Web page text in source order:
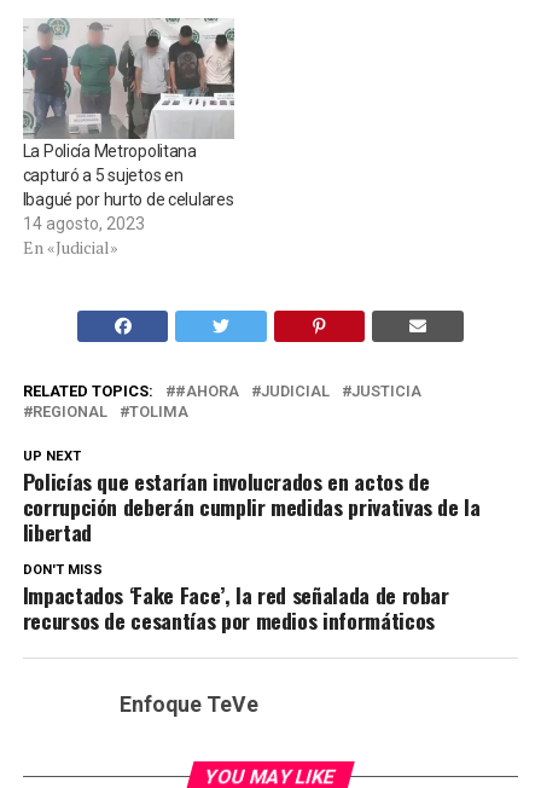
La Policía Metropolitana
capturó a 5 sujetos en
Ibagué por hurto de celulares
14 agosto, 2023
En «Judicial»
RELATED TOPICS: #AHORA JUDICIAL
JUSTICIA
REGIONAL
TOLIMA
UP NEXT
Policías que estarían involucrados en actos de
corrupción deberán cumplir medidas privativas de la
libertad
DON'T MISS
Impactados ‘Fake Face’, la red señalada de robar
recursos de cesantías por medios informáticos
Enfoque TeVe
YOU MAY LIKE